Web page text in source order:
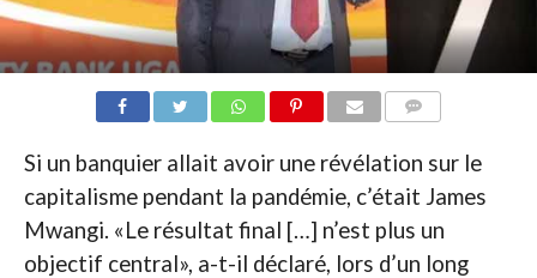
Si un banquier allait avoir une révélation sur le
capitalisme pendant la pandémie, c’était James
Mwangi. «Le résultat final […] n’est plus un
objectif central», a-t-il déclaré, lors d’un long